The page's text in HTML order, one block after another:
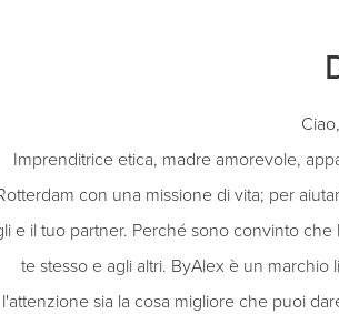
Imprenditrice etica, madre amorevole,
con una missione di vita; per
e il tuo partner. Perché sono convinto
te stesso e agli altri. ByAlex è un
l'attenzione sia la cosa migliore che puoi